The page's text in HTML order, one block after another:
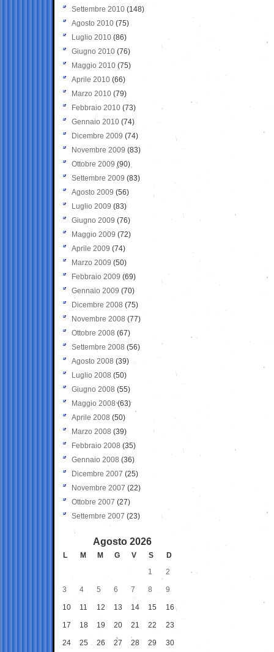
Settembre 2010 (148)
Agosto 2010 (75)
Luglio 2010 (86)
Giugno 2010 (76)
Maggio 2010 (75)
Aprile 2010 (66)
Marzo 2010 (79)
Febbraio 2010 (73)
Gennaio 2010 (74)
Dicembre 2009 (74)
Novembre 2009 (83)
Ottobre 2009 (90)
Settembre 2009 (83)
Agosto 2009 (56)
Luglio 2009 (83)
Giugno 2009 (76)
Maggio 2009 (72)
Aprile 2009 (74)
Marzo 2009 (50)
Febbraio 2009 (69)
Gennaio 2009 (70)
Dicembre 2008 (75)
Novembre 2008 (77)
Ottobre 2008 (67)
Settembre 2008 (56)
Agosto 2008 (39)
Luglio 2008 (50)
Giugno 2008 (55)
Maggio 2008(63)
Aprile 2008 (50)
Marzo 2008 (39)
Febbraio 2008 (35)
Gennaio 2008 (36)
Dicembre 2007 (25)
Novembre 2007 (22)
Ottobre 2007 (27)
Settembre 2007 (23)
Agosto 2026
L M M G V S
D
1
2
3 4 5 6 7 8 9
10 11 12 13 14 15 16
17 18 19 20 21 22 23
24 25 26 27 28 29 30